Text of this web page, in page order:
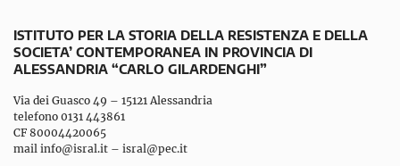
ISTITUTO PER LA STORIA DELLA RESISTENZA E DELLA
SOCIETA’ CONTEMPORANEA IN PROVINCIA DI
ALESSANDRIA “CARLO GILARDENGHI”
Via dei Guasco 49 – 15121 Alessandria
telefono 0131 443861
CF 80004420065
mail info@isral.it – isral@pec.it